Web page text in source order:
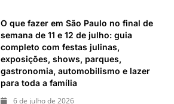
O que fazer em São Paulo no final de
semana de 11 e 12 de julho: guia
completo com festas julinas,
exposições, shows, parques,
gastronomia, automobilismo e lazer
para toda a família
6 de julho de 2026